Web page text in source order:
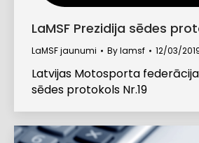
LaMSF Prezidija sēdes
LaMSF jaunumi Bylamsf 12/03/
Latvijas Motosporta
sēdes protokols Nr.19